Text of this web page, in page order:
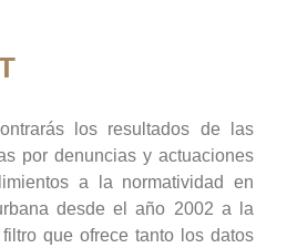
los resultados de las
por denuncias y actuaciones
a la normatividad en
desde el año 2002 a la
que ofrece tanto los datos